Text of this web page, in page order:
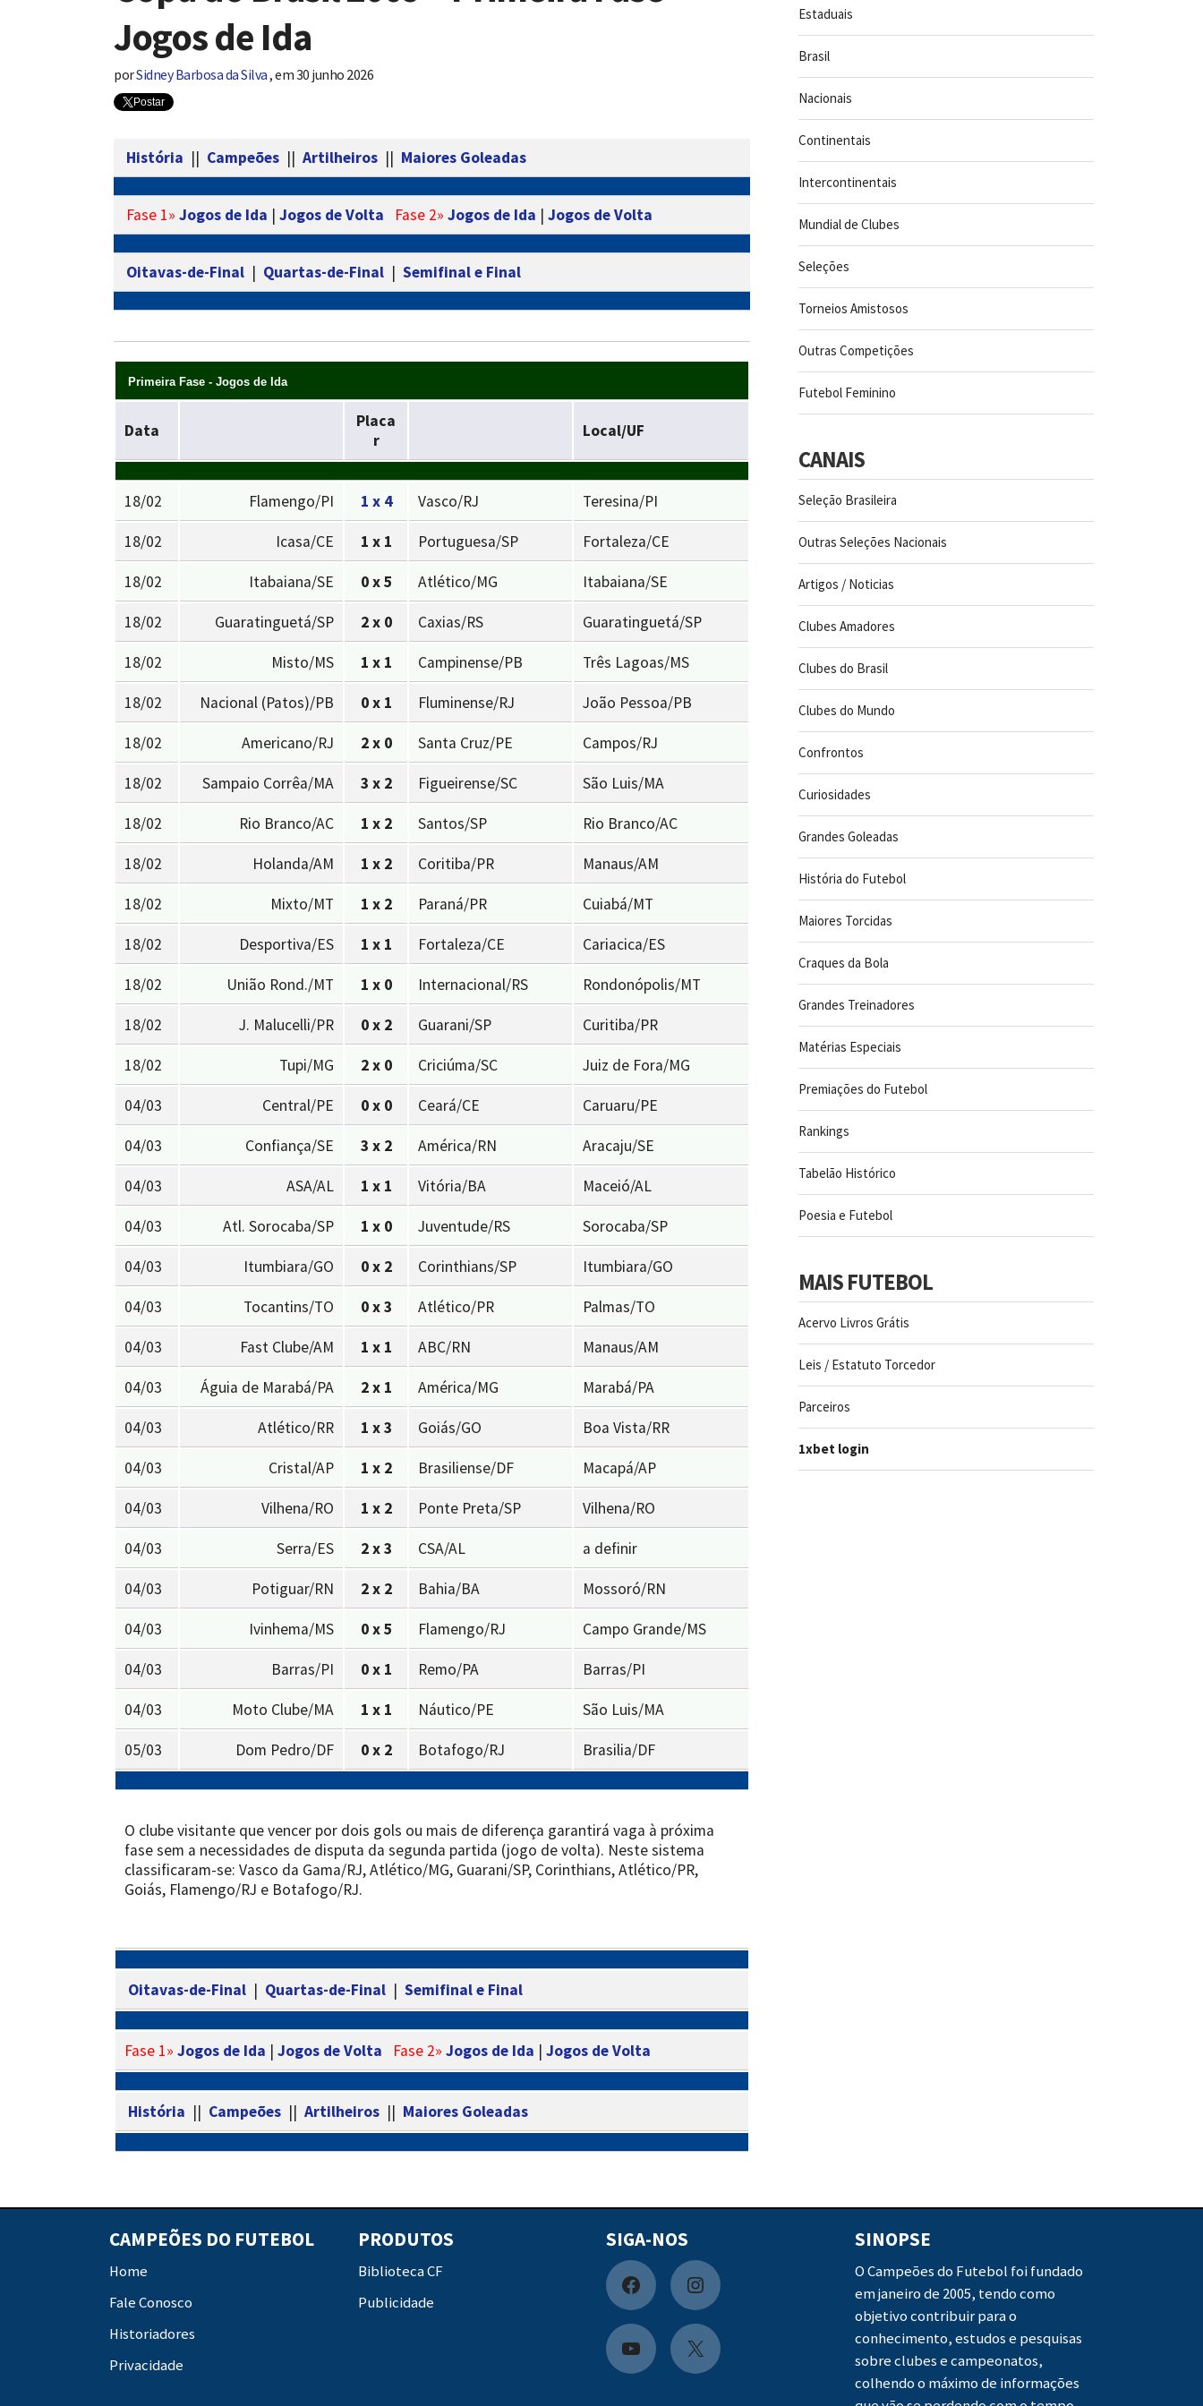
Jogos de Ida
porSidney Barbosa da Silva,em30 junho 2026
Postar
História || Campeões || Artilheiros || Maiores Goleadas
Fase 1» Jogos de Ida | Jogos de Volta Fase 2» Jogos de Ida | Jogos de Volta
Oitavas-de-Final | Quartas-de-Final | Semifinal e Final
Primeira Fase - Jogos de Ida
Data
Placa
r
Local/UF
18/02 Flamengo/PI 1 x 4 Vasco/RJ Teresina/PI
18/02 Icasa/CE 1 x 1 Portuguesa/SP Fortaleza/CE
18/02 Itabaiana/SE 0 x 5 Atlético/MG Itabaiana/SE
18/02 Guaratinguetá/SP 2 x 0 Caxias/RS Guaratinguetá/SP
18/02 Misto/MS 1 x 1 Campinense/PB Três Lagoas/MS
18/02 Nacional (Patos)/PB 0 x 1 Fluminense/RJ João Pessoa/PB
18/02 Americano/RJ 2 x 0 Santa Cruz/PE Campos/RJ
18/02 Sampaio Corrêa/MA 3 x 2 Figueirense/SC São Luis/MA
18/02 Rio Branco/AC 1 x 2 Santos/SP Rio Branco/AC
18/02 Holanda/AM 1 x 2 Coritiba/PR Manaus/AM
18/02 Mixto/MT 1 x 2 Paraná/PR Cuiabá/MT
18/02 Desportiva/ES 1 x 1 Fortaleza/CE Cariacica/ES
18/02 União Rond./MT 1 x 0 Internacional/RS Rondonópolis/MT
18/02 J. Malucelli/PR 0 x 2 Guarani/SP Curitiba/PR
18/02 Tupi/MG 2 x 0 Criciúma/SC Juiz de Fora/MG
04/03 Central/PE 0 x 0 Ceará/CE Caruaru/PE
04/03 Confiança/SE 3 x 2 América/RN Aracaju/SE
04/03 ASA/AL 1 x 1 Vitória/BA Maceió/AL
04/03 Atl. Sorocaba/SP 1 x 0 Juventude/RS Sorocaba/SP
04/03 Itumbiara/GO 0 x 2 Corinthians/SP Itumbiara/GO
04/03 Tocantins/TO 0 x 3 Atlético/PR Palmas/TO
04/03 Fast Clube/AM 1 x 1 ABC/RN Manaus/AM
04/03 Águia de Marabá/PA 2 x 1 América/MG Marabá/PA
04/03 Atlético/RR 1 x 3 Goiás/GO Boa Vista/RR
04/03 Cristal/AP 1 x 2 Brasiliense/DF Macapá/AP
04/03 Vilhena/RO 1 x 2 Ponte Preta/SP Vilhena/RO
04/03 Serra/ES 2 x 3 CSA/AL a definir
04/03 Potiguar/RN 2 x 2 Bahia/BA Mossoró/RN
04/03 Ivinhema/MS 0 x 5 Flamengo/RJ Campo Grande/MS
04/03 Barras/PI 0 x 1 Remo/PA Barras/PI
04/03 Moto Clube/MA 1 x 1 Náutico/PE São Luis/MA
05/03 Dom Pedro/DF 0 x 2 Botafogo/RJ Brasilia/DF
O clube visitante que vencer por dois gols ou mais de diferença garantirá vaga à próxima
fase sem a necessidades de disputa da segunda partida (jogo de volta). Neste sistema
classificaram-se: Vasco da Gama/RJ, Atlético/MG, Guarani/SP, Corinthians, Atlético/PR,
Goiás, Flamengo/RJ e Botafogo/RJ.
Oitavas-de-Final | Quartas-de-Final | Semifinal e Final
Fase 1» Jogos de Ida | Jogos de Volta Fase 2» Jogos de Ida | Jogos de Volta
História || Campeões || Artilheiros || Maiores Goleadas
Estaduais
Brasil
Nacionais
Continentais
Intercontinentais
Mundial de Clubes
Seleções
Torneios Amistosos
Outras Competições
Futebol Feminino
CANAIS
Seleção Brasileira
Outras Seleções Nacionais
Artigos / Noticias
Clubes Amadores
Clubes do Brasil
Clubes do Mundo
Confrontos
Curiosidades
Grandes Goleadas
História do Futebol
Maiores Torcidas
Craques da Bola
Grandes Treinadores
Matérias Especiais
Premiações do Futebol
Rankings
Tabelão Histórico
Poesia e Futebol
MAIS FUTEBOL
Acervo Livros Grátis
Leis / Estatuto Torcedor
Parceiros
1xbet login
CAMPEÕES DO FUTEBOL
Home
Fale Conosco
Historiadores
Privacidade
PRODUTOS
Biblioteca CF
Publicidade
SIGA-NOS
F
a
c
I
n
s
Y
X
SINOPSE
O Campeões do Futebol foi fundado
em janeiro de 2005, tendo como
objetivo contribuir para o
conhecimento, estudos e pesquisas
sobre clubes e campeonatos,
colhendo o máximo de informações